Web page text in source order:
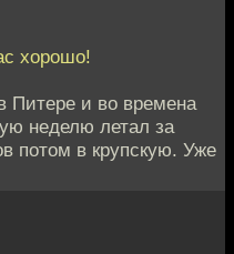
хорошо!
Питере и во времена
неделю летал за
потом в крупскую. Уже